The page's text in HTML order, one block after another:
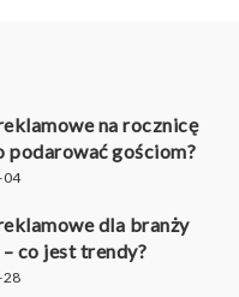
na rocznicę
podarować gościom?
04
dla branży
co jest trendy?